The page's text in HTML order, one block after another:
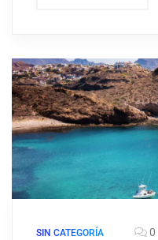
SIN CATEGORÍA 0